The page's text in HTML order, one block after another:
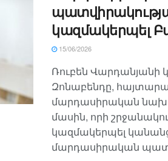
կազմակերպել
15/06/2026
Ռուբեն Վարդանյանի
Զոնաբենդը,
մարդասիրական
մասին, որի
կազմակերպել
մարդասիրական